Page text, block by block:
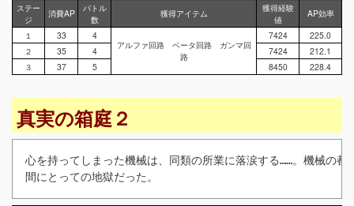
ステー
ジ
消費AP
バトル
数
獲得アイテム
獲得経験
値
AP効率
１
33
4
アルファ回路 ベータ回路 ガンマ回
路
7424
225.0
２
35 4 7424
212.1
３
37 5 8450 228.4
真実の箱庭２
心を持ってしまった機械は、同類の所業に落涙する……。機械の都
間にとっての地獄だった。